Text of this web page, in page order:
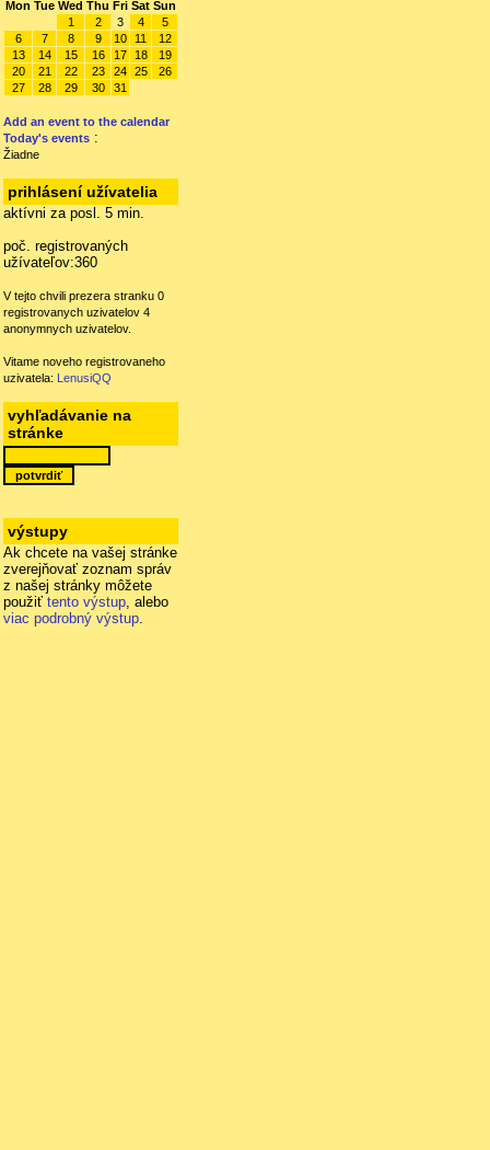
Mon Tue Wed Thu Fri Sat Sun
1
2 3 4
5
6
7 8 9 10 11
12
13
14 15 16 17 18
19
20
21 22 23 24 25
26
27
28 29 30 31
Add an event to the calendar
Today's events :
Žiadne
prihlásení užívatelia
aktívni za posl. 5 min.
poč. registrovaných
užívateľov:360
V tejto chvili prezera stranku 0
registrovanych uzivatelov 4
anonymnych uzivatelov.
Vitame noveho registrovaneho
uzivatela: LenusiQQ
vyhľadávanie na
stránke
výstupy
Ak chcete na vašej stránke
zverejňovať zoznam správ
z našej stránky môžete
použiť tento výstup, alebo
viac podrobný výstup.